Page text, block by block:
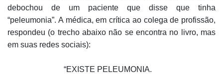
debochou de um paciente que disse que tinha
“peleumonia”. A médica, em crítica ao colega de profissão,
respondeu (o trecho abaixo não se encontra no livro, mas
em suas redes sociais):
“EXISTE PELEUMONIA.